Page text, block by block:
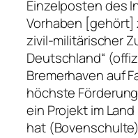
Einzelposten des
Vorhaben
zivil-militärischer
Deutschland“
Bremerhaven auf
höchste
ein Projekt im
hat